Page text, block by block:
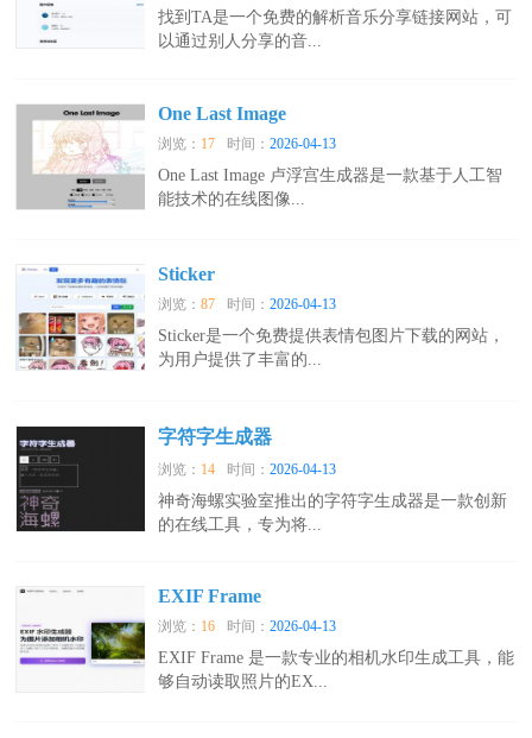
找到TA是一个免费的解析音乐分享链接网站，可
以通过别人分享的音...
One Last Image
浏览： 17 时间：2026-04-13
One Last Image 卢浮宫生成器是一款基于人工智
能技术的在线图像...
Sticker
浏览：87 时间：2026-04-13
Sticker是一个免费提供表情包图片下载的网站，
为用户提供了丰富的...
字符字生成器
浏览： 14 时间：2026-04-13
神奇海螺实验室推出的字符字生成器是一款创新
的在线工具，专为将...
EXIF Frame
浏览： 16 时间：2026-04-13
EXIF Frame 是一款专业的相机水印生成工具，能
够自动读取照片的EX...